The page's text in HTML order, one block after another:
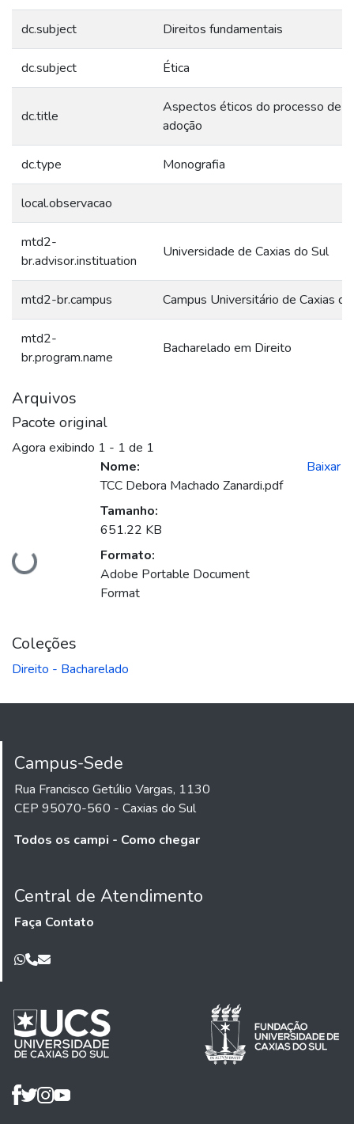
dc.subject Direitos fundamentais
dc.subject Ética
dc.title
Aspectos éticos do processo de
adoção
dc.type Monografia
local.observacao
mtd2-
br.advisor.instituation
Universidade de Caxias do Sul
mtd2-br.campus Campus Universitário de Caxias
mtd2-
br.program.name
Bacharelado em Direito
Arquivos
Pacote original
Agora exibindo 1 - 1 de 1
Carregando...
Nome:
TCC Debora Machado Zanardi.pdf
Tamanho:
651.22 KB
Formato:
Adobe Portable Document
Format
Baixar
Coleções
Direito - Bacharelado
Campus-Sede
Rua Francisco Getúlio Vargas, 1130
CEP 95070-560 - Caxias do Sul
Todos os campi - Como chegar
Central de Atendimento
Faça Contato